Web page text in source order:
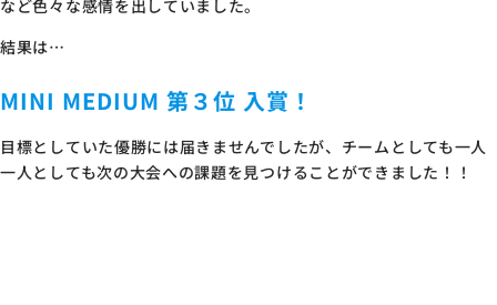
など色々な感情を出していました。
結果は…
MINI MEDIUM 第３位 入賞！
目標としていた優勝には届きませんでしたが、チームとしても一人
一人としても次の大会への課題を見つけることができました！！